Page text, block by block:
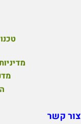
צור קשר